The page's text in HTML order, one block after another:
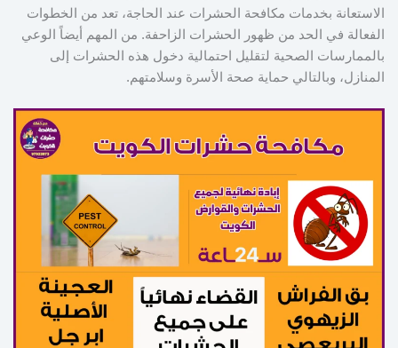
الاستعانة بخدمات مكافحة الحشرات عند الحاجة، تعد من الخطوات
الفعالة في الحد من ظهور الحشرات الزاحفة. من المهم أيضاً الوعي
بالممارسات الصحية لتقليل احتمالية دخول هذه الحشرات إلى
المنازل، وبالتالي حماية صحة الأسرة وسلامتهم.